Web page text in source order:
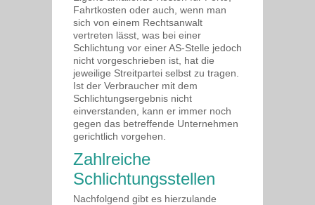
Fahrtkosten oder auch, wenn man
sich von einem Rechtsanwalt
vertreten lässt, was bei einer
Schlichtung vor einer AS-Stelle jedoch
nicht vorgeschrieben ist, hat die
jeweilige Streitpartei selbst zu tragen.
Ist der Verbraucher mit dem
Schlichtungsergebnis nicht
einverstanden, kann er immer noch
gegen das betreffende Unternehmen
gerichtlich vorgehen.
Zahlreiche
Schlichtungsstellen
Nachfolgend gibt es hierzulande